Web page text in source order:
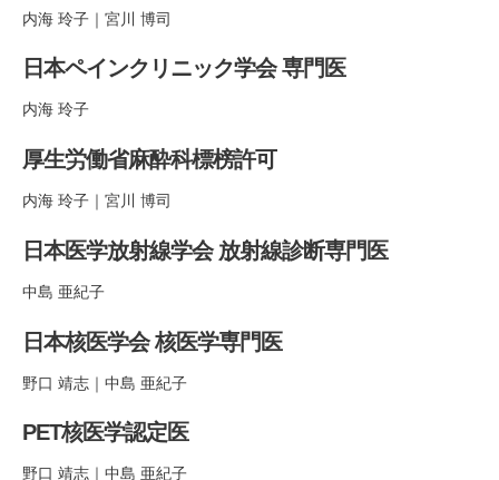
内海 玲子｜宮川 博司
日本ペインクリニック学会 専門医
内海 玲子
厚生労働省麻酔科標榜許可
内海 玲子｜宮川 博司
日本医学放射線学会 放射線診断専門医
中島 亜紀子
日本核医学会 核医学専門医
野口 靖志｜中島 亜紀子
PET核医学認定医
野口 靖志｜中島 亜紀子